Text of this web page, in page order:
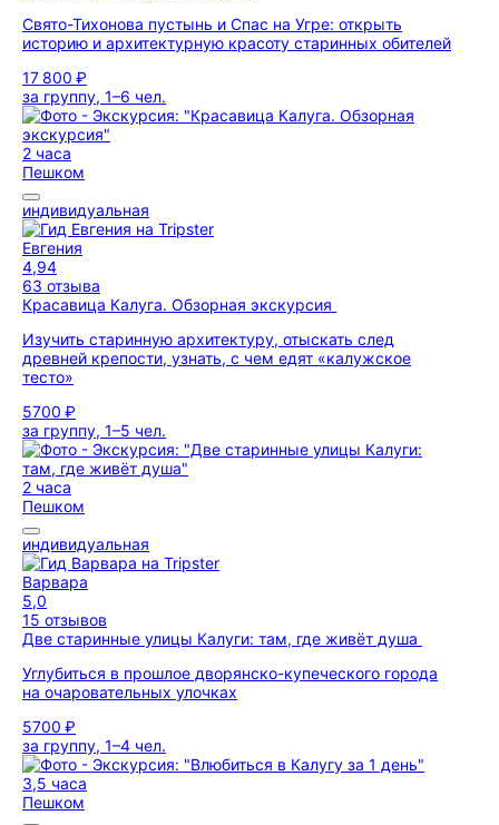
Свято-Тихонова пустынь и Спас на Угре: открыть
историю и архитектурную красоту старинных обителей
17 800 ₽
за группу, 1–6 чел.
2 часа
Пешком
индивидуальная
Евгения
4,94
63 отзыва
Красавица Калуга. Обзорная экскурсия
Изучить старинную архитектуру, отыскать след
древней крепости, узнать, с чем едят «калужское
тесто»
5700 ₽
за группу, 1–5 чел.
2 часа
Пешком
индивидуальная
Варвара
5,0
15 отзывов
Две старинные улицы Калуги: там, где живёт душа
Углубиться в прошлое дворянско-купеческого города
на очаровательных улочках
5700 ₽
за группу, 1–4 чел.
3,5 часа
Пешком